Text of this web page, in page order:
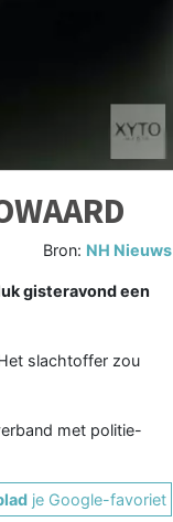
Bron: NH Nieuws
gisteravond een
slachtoffer zou
met politie-
je Google-favoriet